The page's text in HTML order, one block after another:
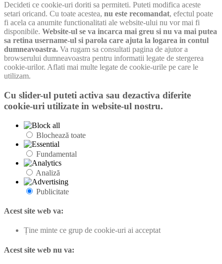
Decideti ce cookie-uri doriti sa permiteti. Puteti modifica aceste
setari oricand. Cu toate acestea, nu este recomandat, efectul poate
fi acela ca anumite functionalitati ale website-ului nu vor mai fi
disponibile. Website-ul se va incarca mai greu si nu va mai putea
sa retina username-ul si parola care ajuta la logarea in contul
dumneavoastra. Va rugam sa consultati pagina de ajutor a
browserului dumneavoastra pentru informatii legate de stergerea
cookie-urilor. Aflati mai multe legate de cookie-urile pe care le
utilizam.
Cu slider-ul puteti activa sau dezactiva diferite
cookie-uri utilizate in website-ul nostru.
Blochează toate
Fundamental
Analiză
Publicitate
Acest site web va:
Ține minte ce grup de cookie-uri ai acceptat
Acest site web nu va: